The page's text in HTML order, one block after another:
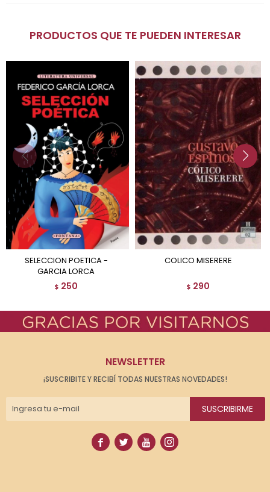
PRODUCTOS QUE TE PUEDEN INTERESAR
SELECCION POETICA -
GARCIA LORCA
$ 250
COLICO MISERERE
$ 290
NEWSLETTER
¡SUSCRIBITE Y RECIBÍ TODAS NUESTRAS NOVEDADES!
SUSCRIBIRME
   